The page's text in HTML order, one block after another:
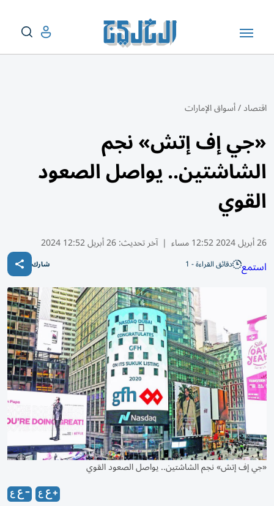
اقتصاد/أسواق الإمارات
«جي إف إتش» نجم
الشاشتين.. يواصل الصعود
القوي
26 أبريل 2024 12:52 مساء | آخر تحديث:26 أبريل 12:52 2024
استمع دقائق القراءة - 1 شارك
«جي إف إتش» نجم الشاشتين.. يواصل الصعود القوي